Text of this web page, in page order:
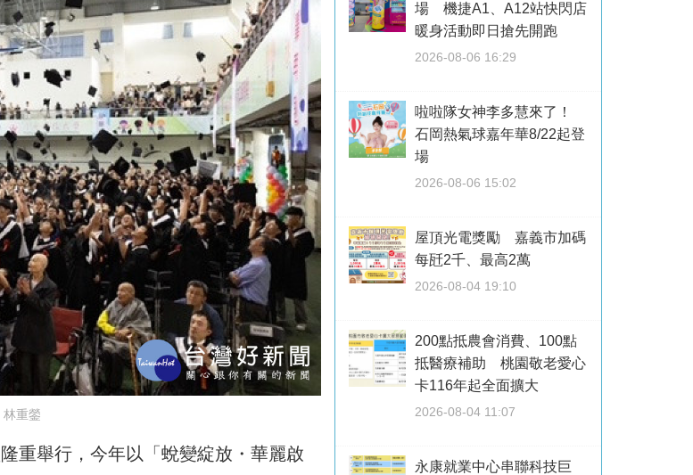
重鎣
重舉行，今年以「蛻變綻放・華麗啟
場 機捷A1、A12站快閃店
暖身活動即日搶先開跑
2026-08-06 16:29
啦啦隊女神李多慧來了！
石岡熱氣球嘉年華8/22起登
場
2026-08-06 15:02
屋頂光電獎勵 嘉義市加碼
每瓩2千、最高2萬
2026-08-04 19:10
200點抵農會消費、100點
抵醫療補助 桃園敬老愛心
卡116年起全面擴大
2026-08-04 11:07
永康就業中心串聯科技巨